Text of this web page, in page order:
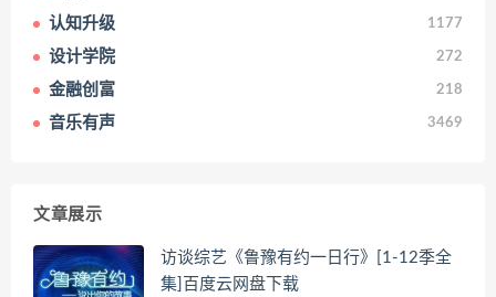
认知升级 1177
设计学院 272
金融创富 218
音乐有声 3469
文章展示
访谈综艺《鲁豫有约一日行》[1-12季全
集]百度云网盘下载